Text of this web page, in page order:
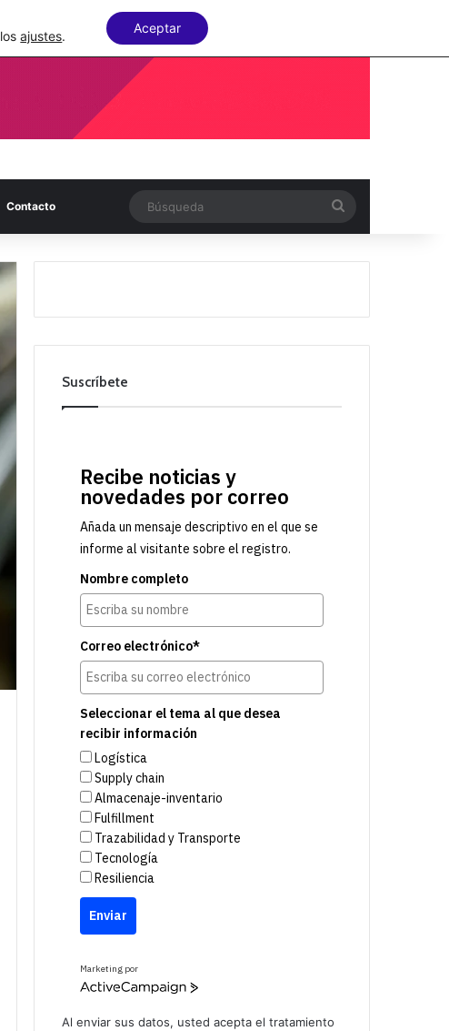
Contacto
Suscríbete
Recibe noticias y
novedades por correo
Añada un mensaje descriptivo en el que se
informe al visitante sobre el registro.
Nombre completo
Correo electrónico*
Seleccionar el tema al que desea
recibir información
Logística
Supply chain
Almacenaje-inventario
Fulfillment
Trazabilidad y Transporte
Tecnología
Resiliencia
Enviar
Marketing por
A
Al enviar sus datos, usted acepta el tratamiento
losajustes.
Aceptar